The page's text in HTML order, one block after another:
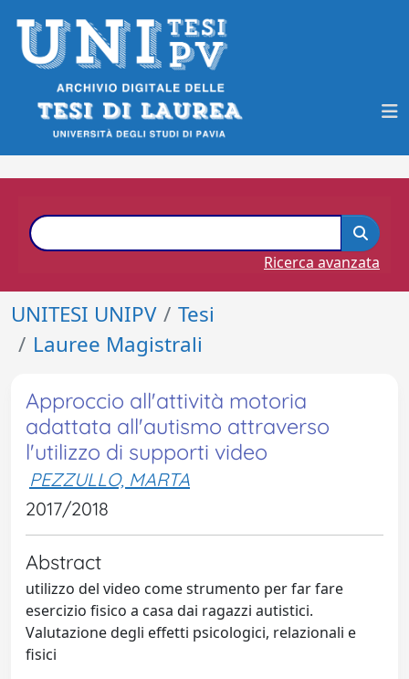
Ricerca avanzata
UNITESI UNIPV
Tesi
Lauree Magistrali
Approccio all'attività motoria
adattata all'autismo attraverso
l'utilizzo di supporti video
PEZZULLO, MARTA
2017/2018
Abstract
utilizzo del video come strumento per far fare
esercizio fisico a casa dai ragazzi autistici.
Valutazione degli effetti psicologici, relazionali e
fisici